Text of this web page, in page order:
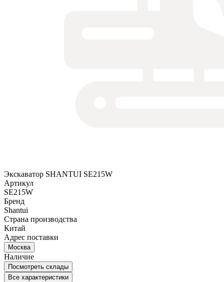
Экскаватор SHANTUI SE215W
Артикул
SE215W
Бренд
Shantui
Страна производства
Китай
Адрес поставки
Москва
Наличие
Посмотреть склады
Все характеристики